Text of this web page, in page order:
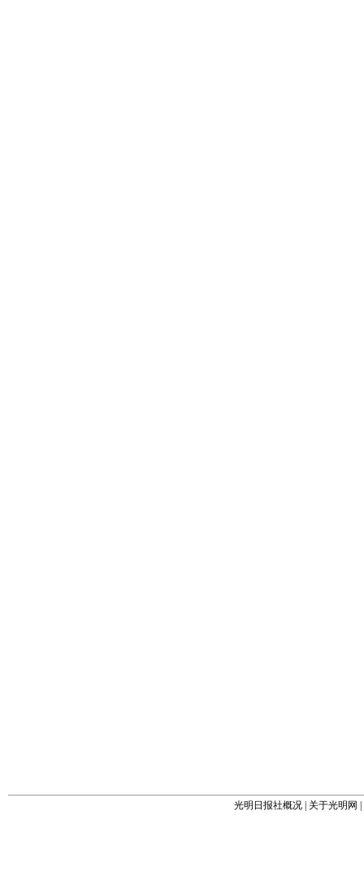
光明日报社概况 关于光明网